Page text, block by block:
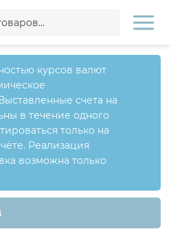
курсов валют
счета на
в течение одного
только на
Реализация
возможна только